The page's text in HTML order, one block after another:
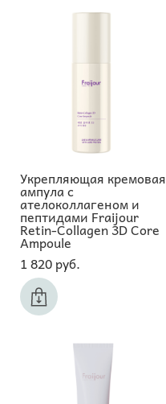
Укрепляющая кремовая
ампула с
ателоколлагеном и
пептидами Fraijour
Retin-Collagen 3D Core
Ampoule
1 820 pуб.